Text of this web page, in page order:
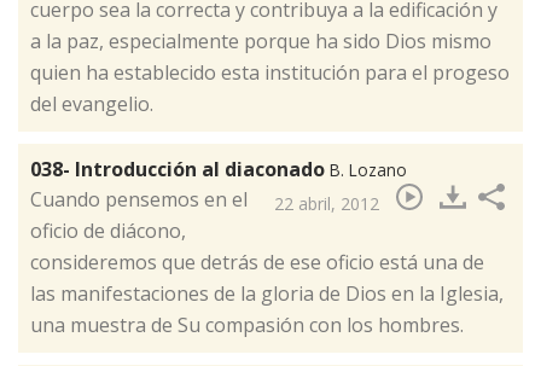
cuerpo sea la correcta y contribuya a la edificación y
a la paz, especialmente porque ha sido Dios mismo
quien ha establecido esta institución para el progeso
del evangelio.
038- Introducción al diaconado B. Lozano
22 abril, 2012
​Cuando pensemos en el
oficio de diácono,
consideremos que detrás de ese oficio está una de
las manifestaciones de la gloria de Dios en la Iglesia,
una muestra de Su compasión con los hombres.